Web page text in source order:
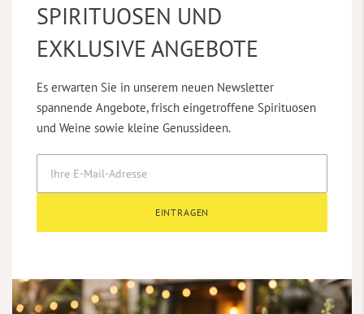
SPIRITUOSEN UND
EXKLUSIVE ANGEBOTE
Es erwarten Sie in unserem neuen Newsletter
spannende Angebote, frisch eingetroffene Spirituosen
und Weine sowie kleine Genussideen.
EINTRAGEN